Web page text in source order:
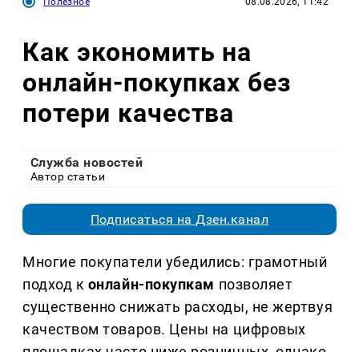
Как экономить на
онлайн-покупках без
потери качества
Служба новостей
Автор статьи
Подписаться на Дзен.канал
Многие покупатели убедились: грамотный
подход к онлайн-покупкам позволяет
существенно снижать расходы, не жертвуя
качеством товаров. Цены на цифровых